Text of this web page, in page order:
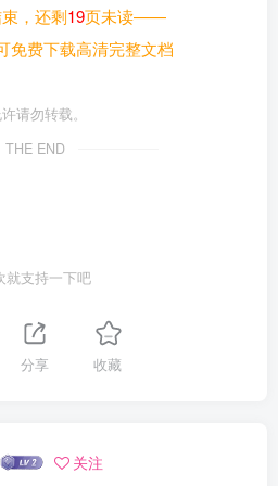
，还剩19页未读——
免费下载高清完整文档
请勿转载。
THE END
就支持一下吧
分享 收藏
关注